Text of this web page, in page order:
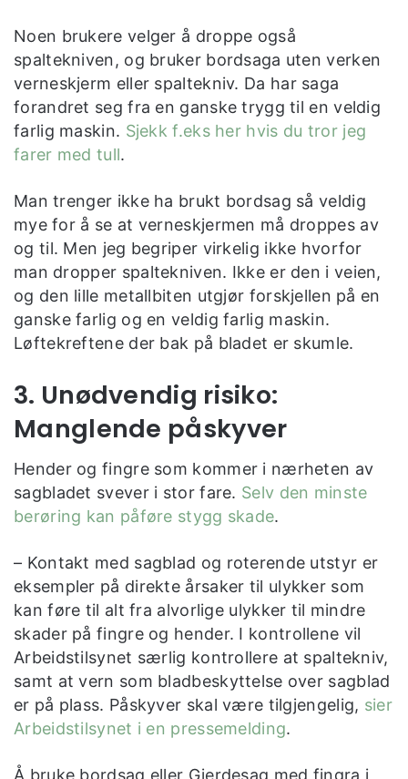
Noen brukere velger å droppe også
spaltekniven, og bruker bordsaga uten verken
verneskjerm eller spaltekniv. Da har saga
forandret seg fra en ganske trygg til en veldig
farlig maskin. Sjekk f.eks her hvis du tror jeg
farer med tull.
Man trenger ikke ha brukt bordsag så veldig
mye for å se at verneskjermen må droppes av
og til. Men jeg begriper virkelig ikke hvorfor
man dropper spaltekniven. Ikke er den i veien,
og den lille metallbiten utgjør forskjellen på en
ganske farlig og en veldig farlig maskin.
Løftekreftene der bak på bladet er skumle.
3. Unødvendig risiko:
Manglende påskyver
Hender og fingre som kommer i nærheten av
sagbladet svever i stor fare. Selv den minste
berøring kan påføre stygg skade.
– Kontakt med sagblad og roterende utstyr er
eksempler på direkte årsaker til ulykker som
kan føre til alt fra alvorlige ulykker til mindre
skader på fingre og hender. I kontrollene vil
Arbeidstilsynet særlig kontrollere at spaltekniv,
samt at vern som bladbeskyttelse over sagblad
er på plass. Påskyver skal være tilgjengelig, sier
Arbeidstilsynet i en pressemelding.